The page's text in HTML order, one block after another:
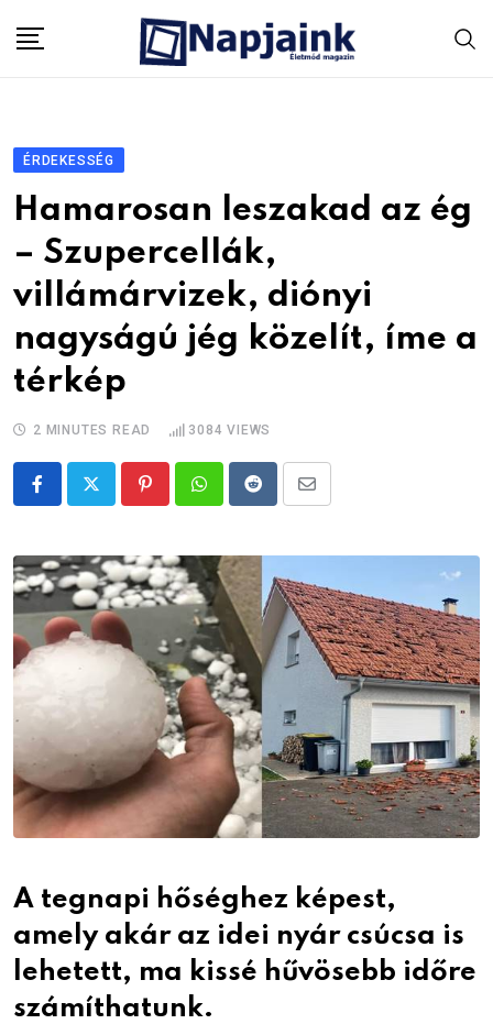
ÉRDEKESSÉG
Hamarosan leszakad az ég
– Szupercellák,
villámárvizek, diónyi
nagyságú jég közelít, íme a
térkép
2 MINUTES READ 3084 VIEWS
PinterestWhatsappRedditShare
Email
A tegnapi hőséghez képest,
amely akár az idei nyár csúcsa is
lehetett, ma kissé hűvösebb időre
számíthatunk.